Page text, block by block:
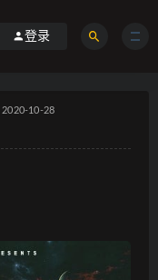
登录
2020-10-28